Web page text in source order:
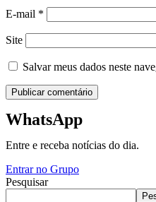
E-mail *
Site
Salvar meus dados neste
WhatsApp
Entre e receba notícias do dia.
Entrar no Grupo
Pesquisar